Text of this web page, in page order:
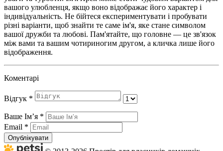
вашого улюбленця, якщо воно відображає його характер і
індивідуальність. Не бійтеся експериментувати і пробувати
різні варіанти, щоб знайти те саме ім'я, яке стане символом
вашої дружби та любові. Пам'ятайте, що головне — це зв'язок
між вами та вашим чотириногим другом, а кличка лише його
відображення.
Коментарі
Відгук *
Ваше Імʼя *
Email *
Опублікувати